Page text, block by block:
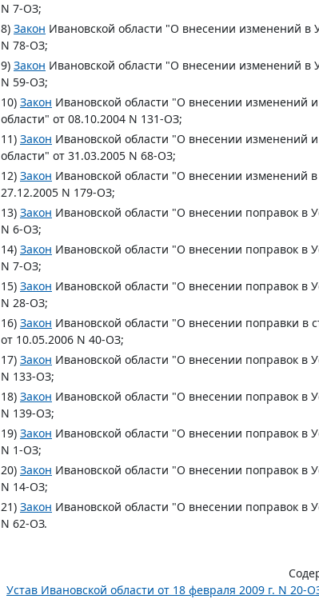
N 7-ОЗ;
8) Закон Ивановской области "О внесении изменений в
N 78-ОЗ;
9) Закон Ивановской области "О внесении изменений в
N 59-ОЗ;
10) Закон Ивановской области "О внесении изменений
области" от 08.10.2004 N 131-ОЗ;
11) Закон Ивановской области "О внесении изменений
области" от 31.03.2005 N 68-ОЗ;
12) Закон Ивановской области "О внесении изменений
27.12.2005 N 179-ОЗ;
13) Закон Ивановской области "О внесении поправок в
N 6-ОЗ;
14) Закон Ивановской области "О внесении поправок в
N 7-ОЗ;
15) Закон Ивановской области "О внесении поправок в
N 28-ОЗ;
16) Закон Ивановской области "О внесении поправки в
от 10.05.2006 N 40-ОЗ;
17) Закон Ивановской области "О внесении поправок в
N 133-ОЗ;
18) Закон Ивановской области "О внесении поправок в
N 139-ОЗ;
19) Закон Ивановской области "О внесении поправок в
N 1-ОЗ;
20) Закон Ивановской области "О внесении поправок в
N 14-ОЗ;
21) Закон Ивановской области "О внесении поправок в
N 62-ОЗ.
Устав Ивановской области от 18 февраля 2009 г. N